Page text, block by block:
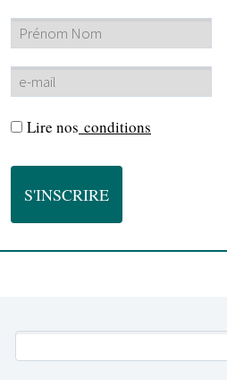
Lire nos conditions